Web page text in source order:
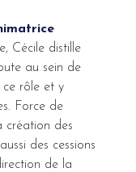
Cécile distille
au sein de
ce rôle et y
Force de
création des
des cessions
de la